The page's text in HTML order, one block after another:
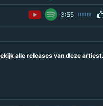
3:55
alle releases van deze